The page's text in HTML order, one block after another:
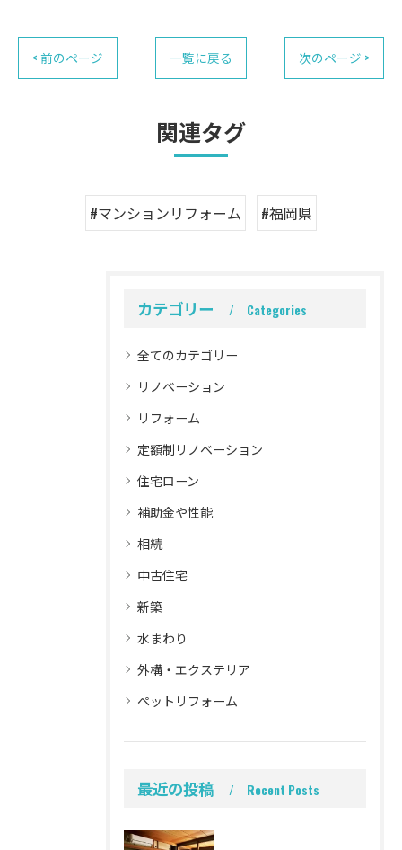
< 前のページ 一覧に戻る 次のページ >
関連タグ
#マンションリフォーム #福岡県
カテゴリー Categories
全てのカテゴリー
リノベーション
リフォーム
定額制リノベーション
住宅ローン
補助金や性能
相続
中古住宅
新築
水まわり
外構・エクステリア
ペットリフォーム
最近の投稿 Recent Posts